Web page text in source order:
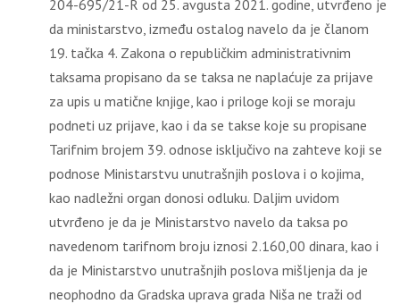
204-695/21-R od 25. avgusta 2021. godine, utvrđeno je
da ministarstvo, između ostalog navelo da je članom
19. tačka 4. Zakona o republičkim administrativnim
taksama propisano da se taksa ne naplaćuje za prijave
za upis u matične knjige, kao i priloge koji se moraju
podneti uz prijave, kao i da se takse koje su propisane
Tarifnim brojem 39. odnose isključivo na zahteve koji se
podnose Ministarstvu unutrašnjih poslova i o kojima,
kao nadležni organ donosi odluku. Daljim uvidom
utvrđeno je da je Ministarstvo navelo da taksa po
navedenom tarifnom broju iznosi 2.160,00 dinara, kao i
da je Ministarstvo unutrašnjih poslova mišljenja da je
neophodno da Gradska uprava grada Niša ne traži od